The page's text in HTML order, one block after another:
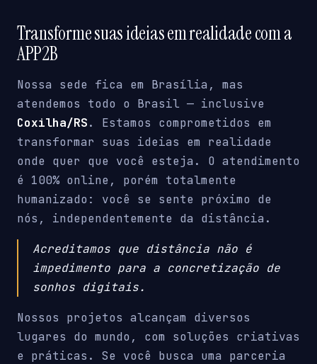
Transforme suas ideias em realidade com a
APP2B
Nossa sede fica em Brasília, mas
atendemos todo o Brasil — inclusive
Coxilha/RS. Estamos comprometidos em
transformar suas ideias em realidade
onde quer que você esteja. O atendimento
é 100% online, porém totalmente
humanizado: você se sente próximo de
nós, independentemente da distância.
Acreditamos que distância não é
impedimento para a concretização de
sonhos digitais.
Nossos projetos alcançam diversos
lugares do mundo, com soluções criativas
e práticas. Se você busca uma parceria